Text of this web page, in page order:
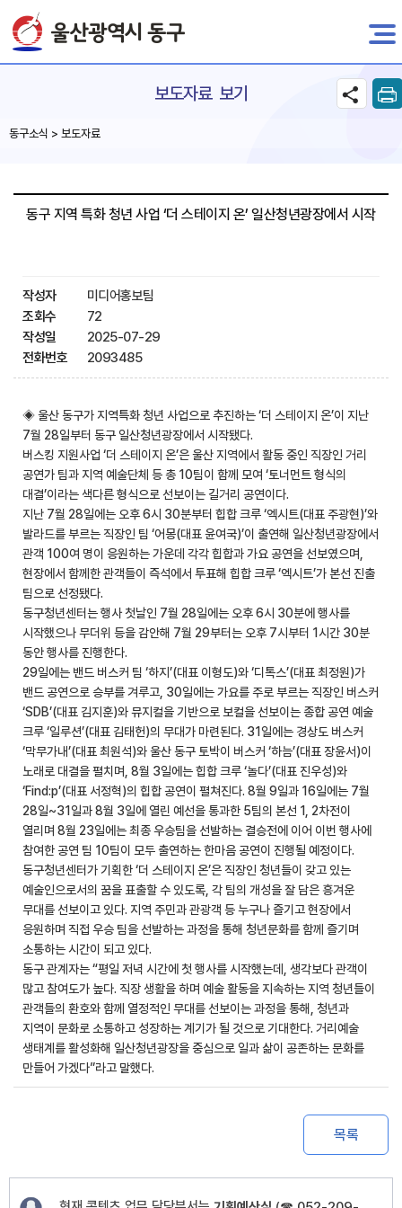
전자민원
보도자료 보기
동구소식 > 보도자료
동구 지역 특화 청년 사업 ‘더 스테이지 온’ 일산청년광장에서 시작
작성자
미디어홍보팀
조회수
72
작성일
2025-07-29
전화번호
2093485
◈ 울산 동구가 지역특화 청년 사업으로 추진하는 ‘더 스테이지 온’이 지난
7월 28일부터 동구 일산청년광장에서 시작됐다.
버스킹 지원사업 ‘더 스테이지 온’은 울산 지역에서 활동 중인 직장인 거리
공연가 팀과 지역 예술단체 등 총 10팀이 함께 모여 ‘토너먼트 형식의
대결’이라는 색다른 형식으로 선보이는 길거리 공연이다.
지난 7월 28일에는 오후 6시 30분부터 힙합 크루 ‘엑시트(대표 주광현)’와
발라드를 부르는 직장인 팀 ‘어몽(대표 윤여국)’이 출연해 일산청년광장에서
관객 100여 명이 응원하는 가운데 각각 힙합과 가요 공연을 선보였으며,
현장에서 함께한 관객들이 즉석에서 투표해 힙합 크루 ‘엑시트’가 본선 진출
팀으로 선정됐다.
동구청년센터는 행사 첫날인 7월 28일에는 오후 6시 30분에 행사를
시작했으나 무더위 등을 감안해 7월 29부터는 오후 7시부터 1시간 30분
동안 행사를 진행한다.
29일에는 밴드 버스커 팀 ‘하지’(대표 이형도)와 ‘디톡스’(대표 최정원)가
밴드 공연으로 승부를 겨루고, 30일에는 가요를 주로 부르는 직장인 버스커
‘SDB’(대표 김지훈)와 뮤지컬을 기반으로 보컬을 선보이는 종합 공연 예술
크루 ‘일루션’(대표 김태헌)의 무대가 마련된다. 31일에는 경상도 버스커
‘막무가내’(대표 최원석)와 울산 동구 토박이 버스커 ‘하늠’(대표 장윤서)이
노래로 대결을 펼치며, 8월 3일에는 힙합 크루 ‘놀다’(대표 진우성)와
‘Find:p’(대표 서정혁)의 힙합 공연이 펼쳐진다. 8월 9일과 16일에는 7월
28일~31일과 8월 3일에 열린 예선을 통과한 5팀의 본선 1, 2차전이
열리며 8월 23일에는 최종 우승팀을 선발하는 결승전에 이어 이번 행사에
참여한 공연 팀 10팀이 모두 출연하는 한마음 공연이 진행될 예정이다.
동구청년센터가 기획한 ‘더 스테이지 온’은 직장인 청년들이 갖고 있는
예술인으로서의 꿈을 표출할 수 있도록, 각 팀의 개성을 잘 담은 흥겨운
무대를 선보이고 있다. 지역 주민과 관광객 등 누구나 즐기고 현장에서
응원하며 직접 우승 팀을 선발하는 과정을 통해 청년문화를 함께 즐기며
소통하는 시간이 되고 있다.
동구 관계자는 “평일 저녁 시간에 첫 행사를 시작했는데, 생각보다 관객이
많고 참여도가 높다. 직장 생활을 하며 예술 활동을 지속하는 지역 청년들이
관객들의 환호와 함께 열정적인 무대를 선보이는 과정을 통해, 청년과
지역이 문화로 소통하고 성장하는 계기가 될 것으로 기대한다. 거리예술
생태계를 활성화해 일산청년광장을 중심으로 일과 삶이 공존하는 문화를
만들어 가겠다”라고 말했다.
목록